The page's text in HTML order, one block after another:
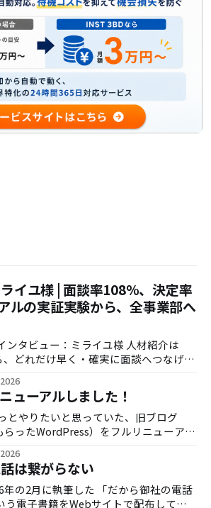
ライユ様 | 面談率108%、決定率
ルの実証実験から、全事業部へ
ュー：ミライユ様 人材紹介は
、どれだけ早く・確実に面談へつなげら
追いかけ業務は現場負荷が高く、運用
ライユ様に、
ル導入（実証実験）から、効果検証を
るに至った経緯を伺いました。 お話を
対応と、
の現場だと、応
かないケースが一定数あります。繋が
ューアルしました！
らったWordPress）をフルリニューアル
に僕がこのブログを書き始めて、それ
法人顧客の開拓を進めてきました。 そ
ズったりと色々書いていたのですが、
ログを書く手が進まなくなり、
は繋がらない